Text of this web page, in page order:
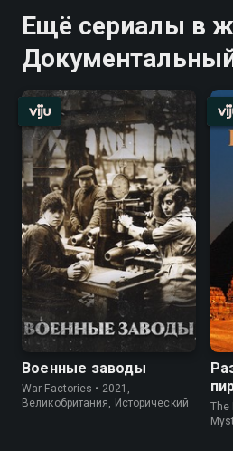
Ещё сериалы в
Военные заводы
War Factories • 2021,
Великобритания, Исторический
The